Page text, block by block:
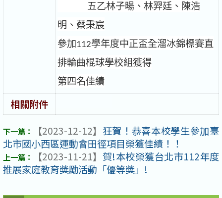
五乙林子暘、林羿廷、陳浩
明、蔡秉宸
參加 112學年度中正盃全溜冰錦標賽直
排輪曲棍球學校組獲得
第四名佳績
相關附件
【2023-12-12】 狂賀！恭喜本校學生參加臺
北市國小西區運動會田徑項目榮獲佳績！！
【2023-11-21】 賀!本校榮獲台北市112年度
推展家庭教育獎勵活動「優等獎」!